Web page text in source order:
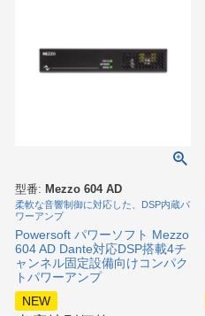
型番: Mezzo 604 AD
柔軟な音響制御に対応した、DSP内蔵パ
ワーアンプ
Powersoft パワーソフト Mezzo
604 AD Dante対応DSP搭載4チ
ャンネル固定設備向けコンパク
トパワーアンプ
NEW